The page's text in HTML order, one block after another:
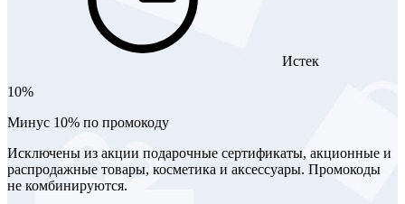
Истек
10%
Минус 10% по промокоду
Исключены из акции подарочные сертификаты, акционные и
распродажные товары, косметика и аксессуары. Промокоды
не комбинируются.